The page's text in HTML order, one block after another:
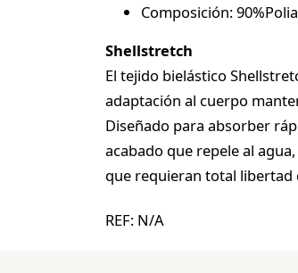
Composición:
Shellstretch
El tejido bielástico
adaptación al cuerpo
Diseñado para absorber
acabado que repele al
que requieran total libertad
REF: N/A